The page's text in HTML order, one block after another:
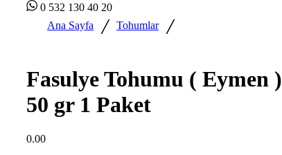
0 532 130 40 20
Ana Sayfa
/ Tohumlar /
Fasulye Tohumu ( Eymen )
50 gr 1 Paket
0.00